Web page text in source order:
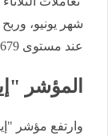
عند مستوى 3.679 تريليون جنيه.
المؤشر